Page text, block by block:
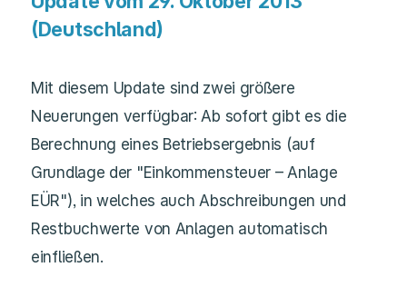
(Deutschland)
Mit diesem Update sind zwei größere
Neuerungen verfügbar: Ab sofort gibt es die
Berechnung eines Betriebsergebnis (auf
Grundlage der "Einkommensteuer – Anlage
EÜR"), in welches auch Abschreibungen und
Restbuchwerte von Anlagen automatisch
einfließen.